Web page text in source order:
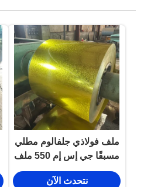
ملف فولاذي جلفالوم مطلي
مسبقًا جي إس إم 550 ملف
فولاذي PPGi
نتحدث الآن